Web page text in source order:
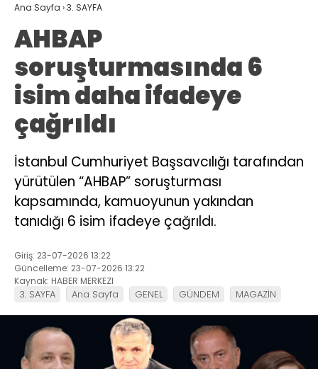
Ana Sayfa ›3. SAYFA
AHBAP
soruşturmasında 6
isim daha ifadeye
çağrıldı
İstanbul Cumhuriyet Başsavcılığı tarafından
yürütülen “AHBAP” soruşturması
kapsamında, kamuoyunun yakından
tanıdığı 6 isim ifadeye çağrıldı.
Giriş: 23-07-2026 13:22
Güncelleme: 23-07-2026 13:22
Kaynak: HABER MERKEZI
3. SAYFA Ana Sayfa GENEL GÜNDEM MAGAZİN